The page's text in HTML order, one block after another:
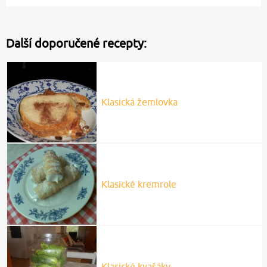
Další doporučené recepty:
Klasická žemlovka
Klasické kremrole